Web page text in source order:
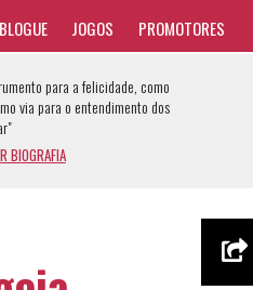
BLOGUE JOGOS PROMOTORES
para a felicidade, como
via para o entendimento dos
BIOGRAFIA